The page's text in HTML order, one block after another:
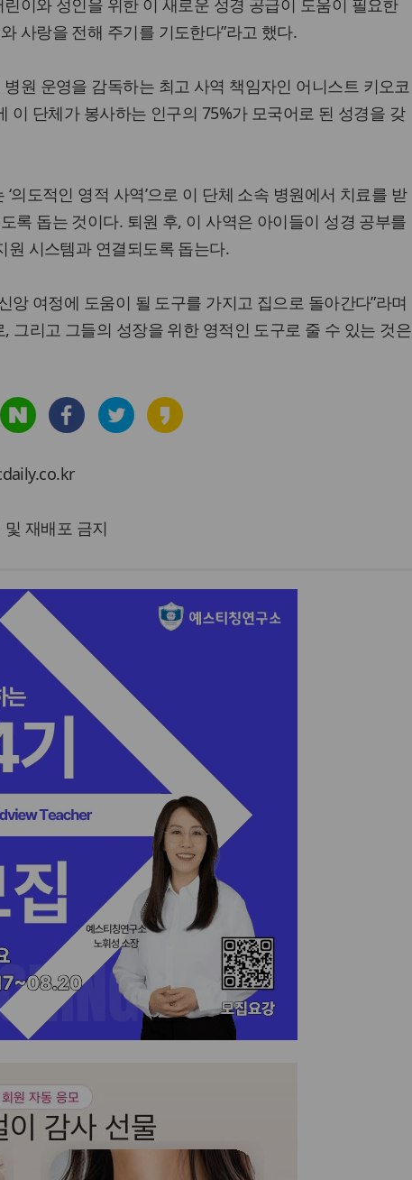
사랑을 전해 주기를 기도한다”라고 했다.
원 운영을 감독하는 최고 사역 책임자인 어니스트 키오코
이 단체가 봉사하는 인구의 75%가 모국어로 된 성경을 갖
의도적인 영적 사역’으로 이 단체 소속 병원에서 치료를 받
록 돕는 것이다. 퇴원 후, 이 사역은 아이들이 성경 공부를
원 시스템과 연결되도록 돕는다.
앙 여정에 도움이 될 도구를 가지고 집으로 돌아간다”라며
그리고 그들의 성장을 위한 영적인 도구로 줄 수 있는 것은
재배포 금지